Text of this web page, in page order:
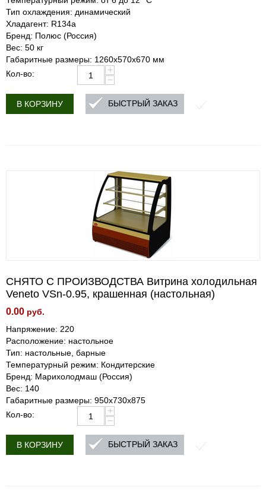
Тип охлаждения: динамический
Хладагент: R134a
Бренд: Полюс (Россия)
Вес: 50 кг
Габаритные размеры: 1260х570х670 мм
Кол-во:
+
−
В КОРЗИНУ БЫСТРЫЙ ЗАКАЗ
СНЯТО С ПРОИЗВОДСТВА Витрина холодильная
Veneto VSn-0.95, крашенная (настольная)
0.00 руб.
Напряжение: 220
Расположение: настольное
Тип: настольные, барные
Температурный режим: Кондитерские
Бренд: Марихолодмаш (Россия)
Вес: 140
Габаритные размеры: 950х730х875
Кол-во:
+
−
В КОРЗИНУ БЫСТРЫЙ ЗАКАЗ